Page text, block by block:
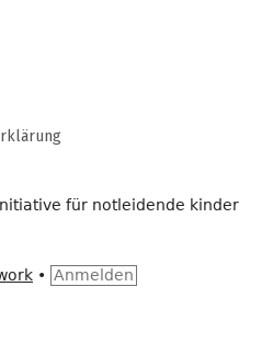
für notleidende kinder
• Anmelden